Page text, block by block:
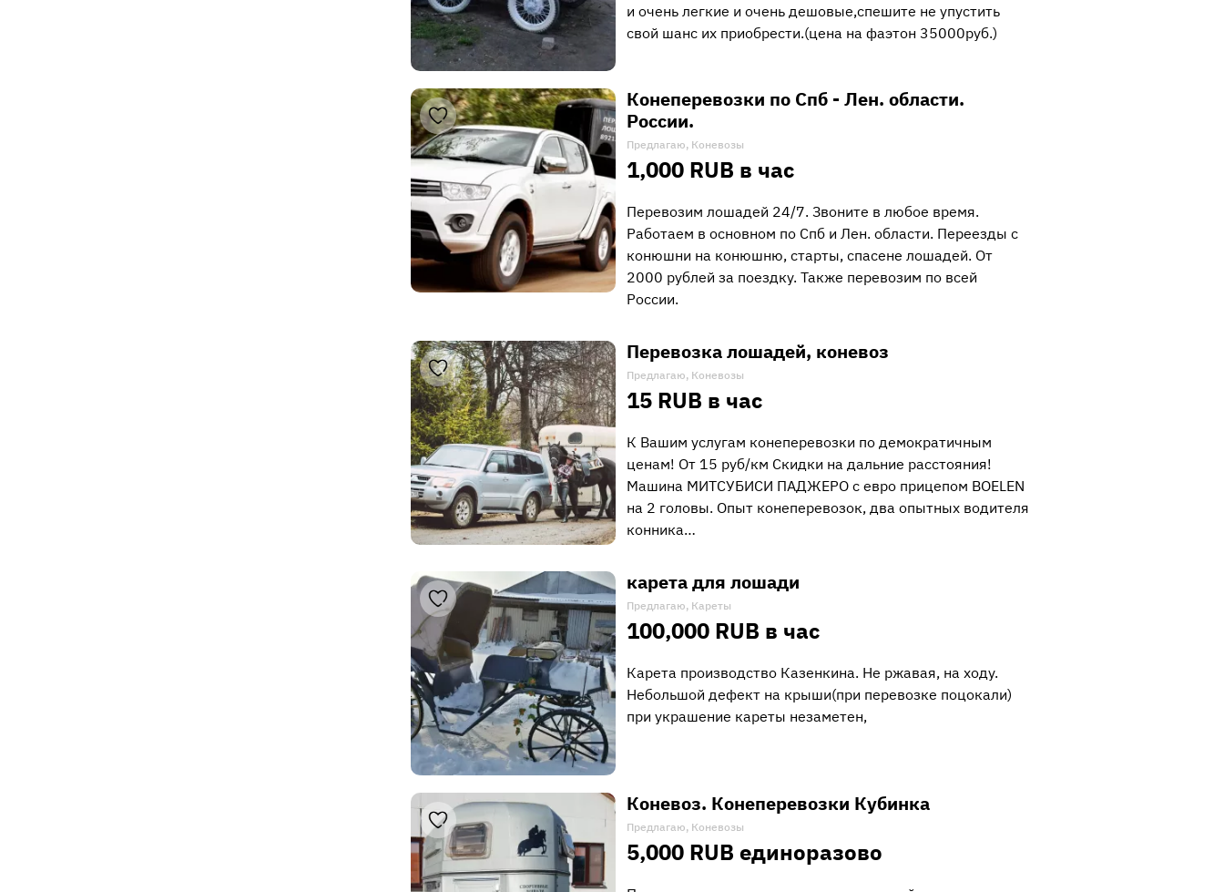
и очень легкие и очень дешовые,спешите не упустить
свой шанс их приобрести.(цена на фаэтон 35000руб.)
Конеперевозки по Спб - Лен. области.
России.
Предлагаю, Коневозы
1,000 RUB в час
Перевозим лошадей 24/7. Звоните в любое время.
Работаем в основном по Спб и Лен. области. Переезды с
конюшни на конюшню, старты, спасене лошадей. От
2000 рублей за поездку. Также перевозим по всей
России.
Перевозка лошадей, коневоз
Предлагаю, Коневозы
15 RUB в час
К Вашим услугам конеперевозки по демократичным
ценам! От 15 руб/км Скидки на дальние расстояния!
Машина МИТСУБИСИ ПАДЖЕРО с евро прицепом BOELEN
на 2 головы. Опыт конеперевозок, два опытных водителя
конника…
карета для лошади
Предлагаю, Кареты
100,000 RUB в час
Карета производство Казенкина. Не ржавая, на ходу.
Небольшой дефект на крыши(при перевозке поцокали)
при украшение кареты незаметен,
Коневоз. Конеперевозки Кубинка
Предлагаю, Коневозы
5,000 RUB единоразово